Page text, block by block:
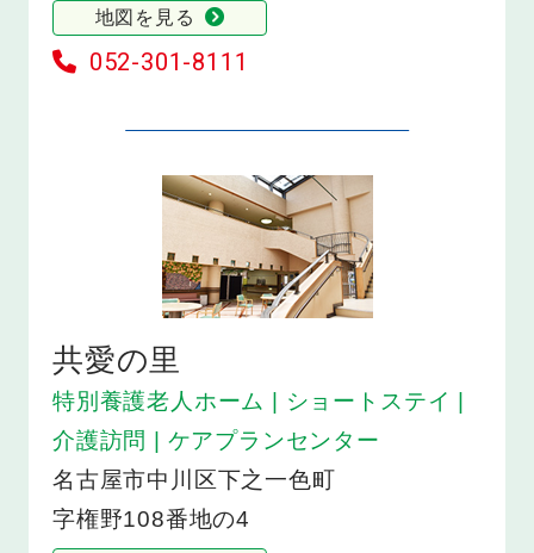
地図を見る
052-301-8111
共愛の里
特別養護老人ホーム | ショートステイ |
介護訪問 | ケアプランセンター
名古屋市中川区下之一色町
字権野108番地の4